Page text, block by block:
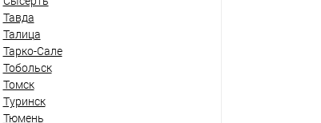
Тавда
Талица
Тарко-Сале
Тобольск
Томск
Туринск
Тюмень